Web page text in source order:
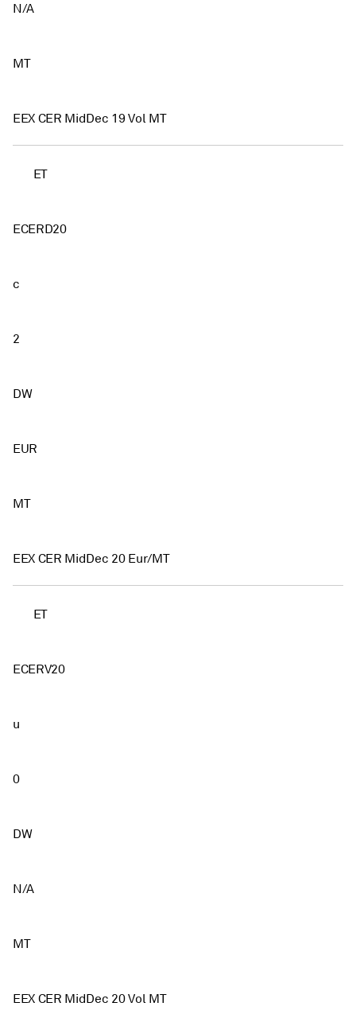
N/A
MT
EEX CER MidDec 19 Vol MT
ET
ECERD20
c
2
DW
EUR
MT
EEX CER MidDec 20 Eur/MT
ET
ECERV20
u
0
DW
N/A
MT
EEX CER MidDec 20 Vol MT